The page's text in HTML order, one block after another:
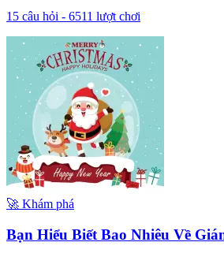
15 câu hỏi - 6511 lượt chơi
🚀 Khám phá
Bạn Hiểu Biết Bao Nhiêu Về